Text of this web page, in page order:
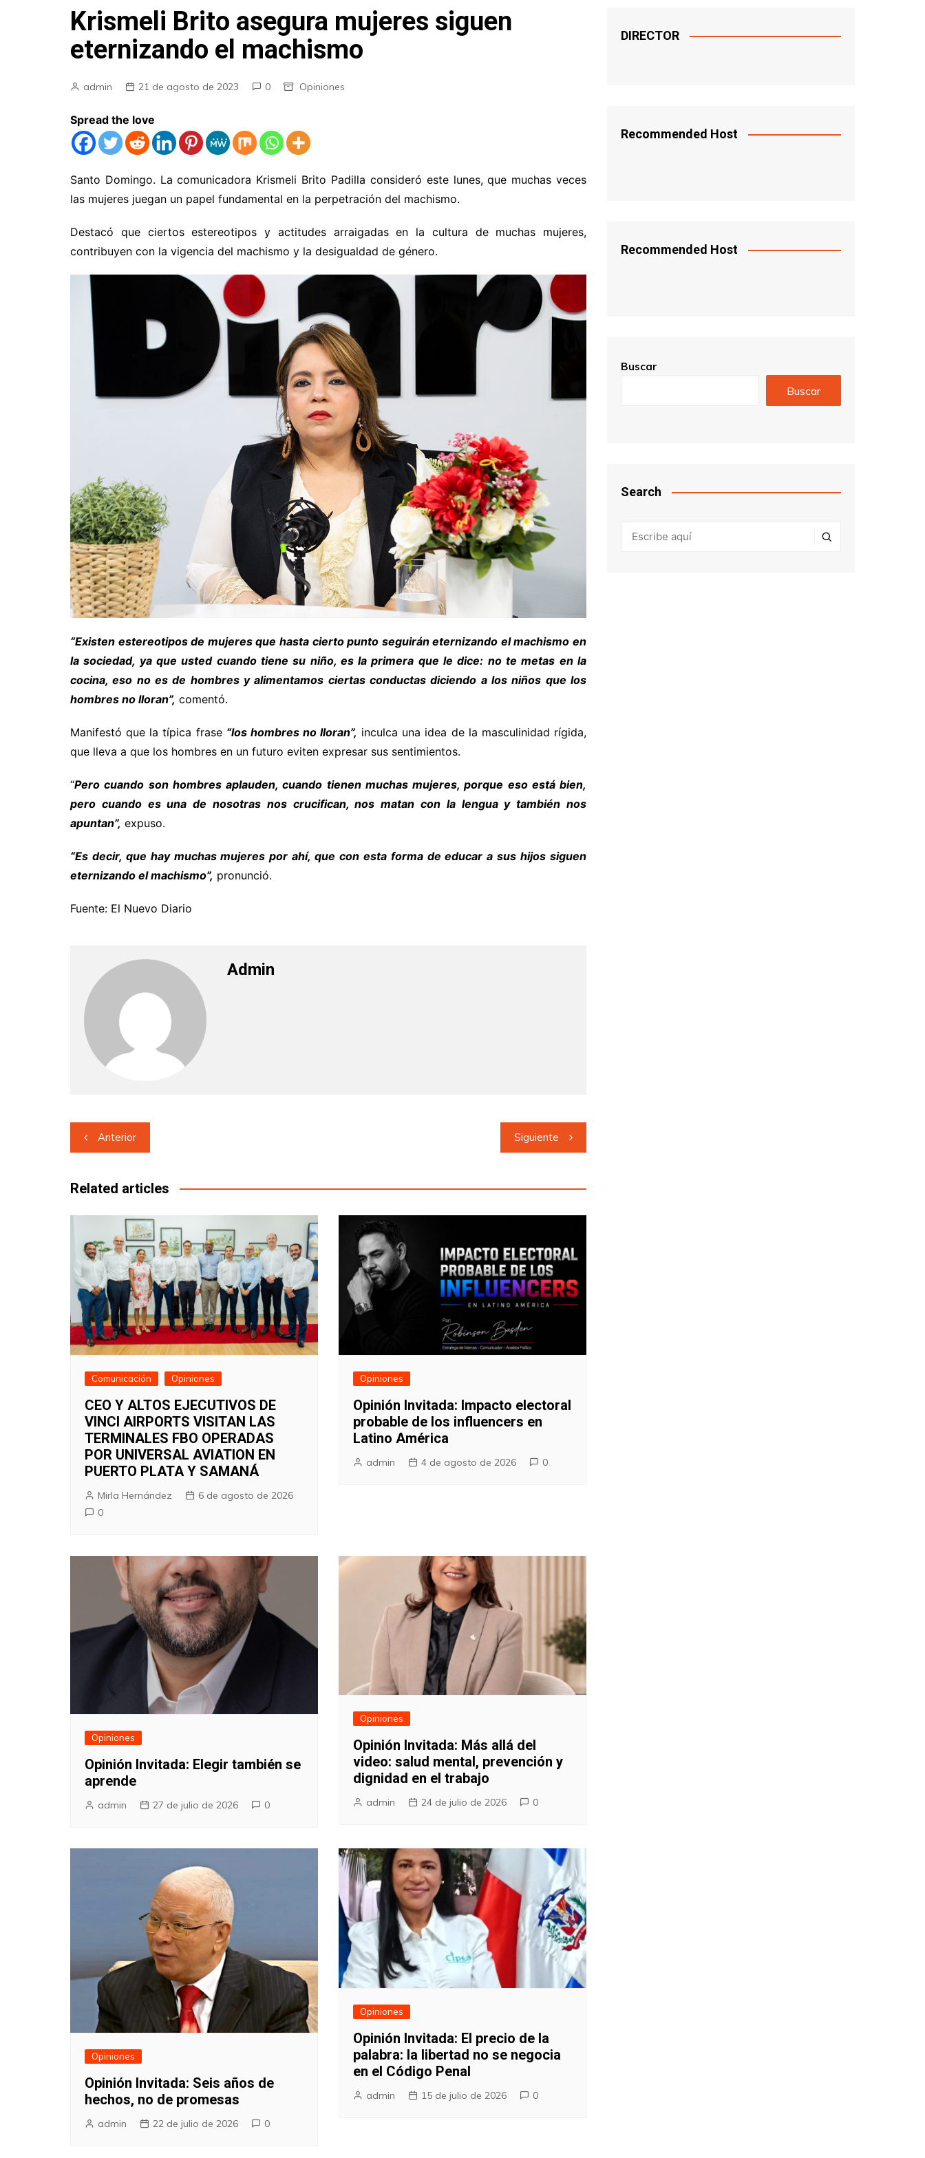
Krismeli Brito asegura mujeres siguen
eternizando el machismo
admin 21 de agosto de 2023 0 Opiniones
Spread the love
Santo Domingo. La comunicadora Krismeli Brito Padilla consideró este lunes, que muchas veces
las mujeres juegan un papel fundamental en la perpetración del machismo.
Destacó que ciertos estereotipos y actitudes arraigadas en la cultura de muchas mujeres,
contribuyen con la vigencia del machismo y la desigualdad de género.
“Existen estereotipos de mujeres que hasta cierto punto seguirán eternizando el machismo en
la sociedad, ya que usted cuando tiene su niño, es la primera que le dice: no te metas en la
cocina, eso no es de hombres y alimentamos ciertas conductas diciendo a los niños que los
hombres no lloran”, comentó.
Manifestó que la típica frase “los hombres no lloran”, inculca una idea de la masculinidad rígida,
que lleva a que los hombres en un futuro eviten expresar sus sentimientos.
“Pero cuando son hombres aplauden, cuando tienen muchas mujeres, porque eso está bien,
pero cuando es una de nosotras nos crucifican, nos matan con la lengua y también nos
apuntan”, expuso.
“Es decir, que hay muchas mujeres por ahí, que con esta forma de educar a sus hijos siguen
eternizando el machismo”, pronunció.
Fuente: El Nuevo Diario
Admin
Navegación
de
entradas
Anterior Siguiente
Related articles
Comunicación Opiniones
CEO Y ALTOS EJECUTIVOS DE
VINCI AIRPORTS VISITAN LAS
TERMINALES FBO OPERADAS
POR UNIVERSAL AVIATION EN
PUERTO PLATA Y SAMANÁ
Mirla Hernández
6 de agosto de 2026
0
Opiniones
Opinión Invitada: Impacto electoral
probable de los influencers en
Latino América
admin 4 de agosto de 2026 0
Opiniones
Opinión Invitada: Elegir también se
aprende
admin 27 de julio de 2026 0
Opiniones
Opinión Invitada: Más allá del
video: salud mental, prevención y
dignidad en el trabajo
admin 24 de julio de 2026 0
Opiniones
Opinión Invitada: Seis años de
hechos, no de promesas
admin 22 de julio de 2026 0
Opiniones
Opinión Invitada: El precio de la
palabra: la libertad no se negocia
en el Código Penal
admin 15 de julio de 2026 0
DIRECTOR
Recommended Host
Recommended Host
Buscar
Buscar
Search